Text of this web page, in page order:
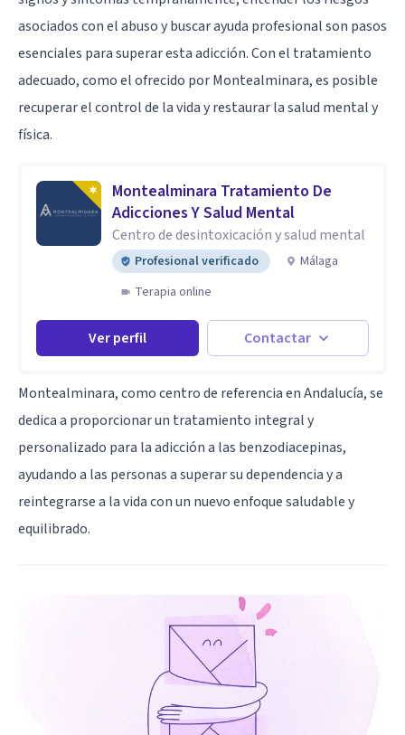
asociados con el abuso y buscar ayuda profesional son pasos
esenciales para superar esta adicción. Con el tratamiento
adecuado, como el ofrecido por Montealminara, es posible
recuperar el control de la vida y restaurar la salud mental y
física.
Montealminara Tratamiento De
Adicciones Y Salud Mental
Centro de desintoxicación y salud mental
Profesional verificado
Málaga
Terapia online
Ver perfil Contactar
Montealminara, como centro de referencia en Andalucía, se
dedica a proporcionar un tratamiento integral y
personalizado para la adicción a las benzodiacepinas,
ayudando a las personas a superar su dependencia y a
reintegrarse a la vida con un nuevo enfoque saludable y
equilibrado.